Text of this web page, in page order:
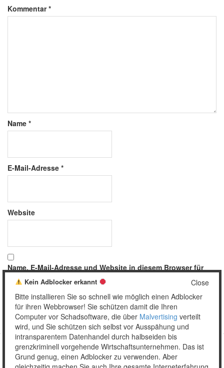
Kommentar*
Name *
E-Mail-Adresse *
Website
Name, E-Mail-Adresse und Website in diesem Browser für
meinen nächsten Kommentar speichern.
Copyright © 2026 Unser täglich Spam.
Close
Kein Adblocker erkannt
Bitte installieren Sie so schnell wie möglich einen Adblocker
für ihren Webbrowser! Sie schützen damit die Ihren
Computer vor Schadsoftware, die über Malvertising verteilt
wird, und Sie schützen sich selbst vor Ausspähung und
intransparentem Datenhandel durch halbseiden bis
grenzkriminell vorgehende Wirtschaftsunternehmen. Das ist
Grund genug, einen Adblocker zu verwenden. Aber